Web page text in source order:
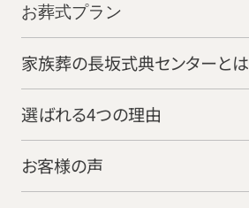
お葬式プラン
家族葬の長坂式典センターとは
選ばれる4つの理由
お客様の声